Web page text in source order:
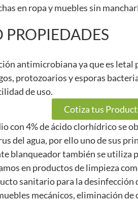
en ropa y muebles sin
antimicrobiana ya que es
protozoarios y esporas
de uso.
Cotiza tus
con 4% de ácido clorhídrico se
del agua, por ello uno de sus
blanqueador también se utiliza
en productos de limpieza
sanitario para la
mecánicos, eliminación de